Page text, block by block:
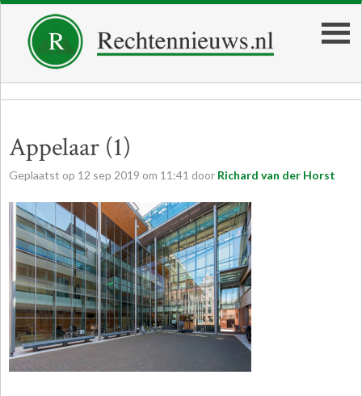
Appelaar (1)
Geplaatst op 12 sep 2019 om 11:41 door Richard van der Horst